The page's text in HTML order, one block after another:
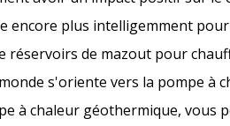
encore plus intelligemment
réservoirs de mazout pour
s'oriente vers la pompe à
à chaleur géothermique, vous